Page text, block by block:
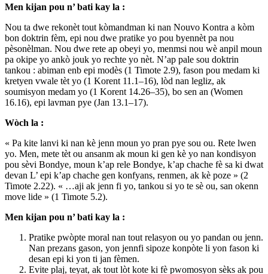
Men kijan pou n’ bati kay la :
Nou ta dwe rekonèt tout kòmandman ki nan Nouvo Kontra a kòm
bon doktrin fèm, epi nou dwe pratike yo pou byennèt pa nou
pèsonèlman. Nou dwe rete ap obeyi yo, menmsi nou wè anpil moun
pa okipe yo ankò jouk yo rechte yo nèt. N’ap pale sou doktrin
tankou : abiman enb epi modès (1 Timote 2.9), fason pou medam ki
kretyen vwale tèt yo (1 Korent 11.1–16), lòd nan legliz, ak
soumisyon medam yo (1 Korent 14.26–35), bo sen an (Women
16.16), epi lavman pye (Jan 13.1–17).
Wòch la :
« Pa kite lanvi ki nan kè jenn moun yo pran pye sou ou. Rete lwen
yo. Men, mete tèt ou ansanm ak moun ki gen kè yo nan kondisyon
pou sèvi Bondye, moun k’ap rele Bondye, k’ap chache fè sa ki dwat
devan L’ epi k’ap chache gen konfyans, renmen, ak kè poze » (2
Timote 2.22). « …aji ak jenn fi yo, tankou si yo te sè ou, san okenn
move lide » (1 Timote 5.2).
Men kijan pou n’ bati kay la :
Pratike pwòpte moral nan tout relasyon ou yo pandan ou jenn.
Nan prezans gason, yon jennfi sipoze konpòte li yon fason ki
desan epi ki yon ti jan fèmen.
Evite plaj, teyat, ak tout lòt kote ki fè pwomosyon sèks ak pou